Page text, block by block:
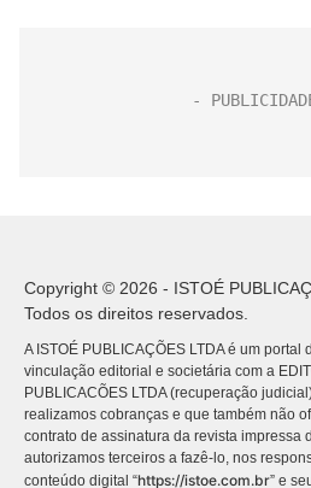
Copyright © 2026 - ISTOÉ
Todos os direitos reservados.
A ISTOÉ PUBLICAÇÕES LTDA é um
vinculação editorial e societária com a
PUBLICACÕES LTDA (recuperação
realizamos cobranças e que também não
contrato de assinatura da revista impressa
autorizamos terceiros a fazê-lo, nos
conteúdo digital “https://istoe.com.br” e